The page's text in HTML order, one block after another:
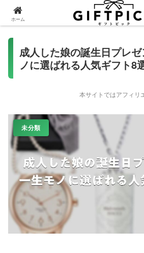
成人した娘の誕生日プレ
ノに選ばれる人気ギフト8
本サイトではアフィリ
未分類
ホーム